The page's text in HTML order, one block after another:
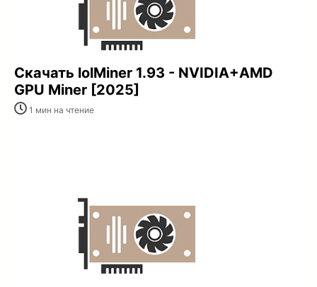
Скачать lolMiner 1.93 - NVIDIA+AMD
GPU Miner [2025]
1 мин на чтение